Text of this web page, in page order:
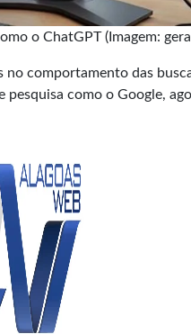
o ChatGPT (Imagem:
no comportamento das
como o Google,